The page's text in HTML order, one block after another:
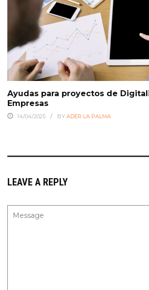
Ayudas para proyectos de
Empresas
14/04/2025 BY ADER LA PALMA
LEAVE A REPLY